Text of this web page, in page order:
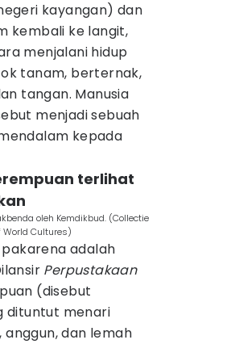
kayangan) dan
kembali ke langit,
menjalani hidup
tanam, berternak,
tangan. Manusia
menjadi sebuah
kepada
terlihat
oleh Kemdikbud. (Collectie
Cultures)
adalah
Perpustakaan
(disebut
dituntut menari
dan lemah